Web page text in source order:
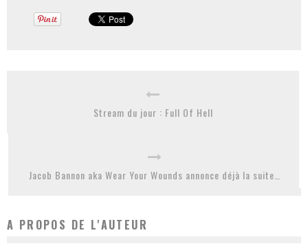
Stream du jour : Full Of Hell
Jacob Bannon aka Wear Your Wounds annonce déjà la suite…
A PROPOS DE L'AUTEUR